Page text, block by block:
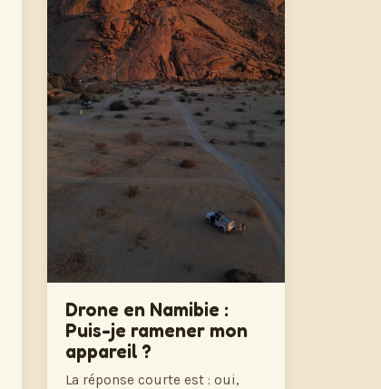
Drone en Namibie :
Puis-je ramener mon
appareil ?
La réponse courte est : oui,